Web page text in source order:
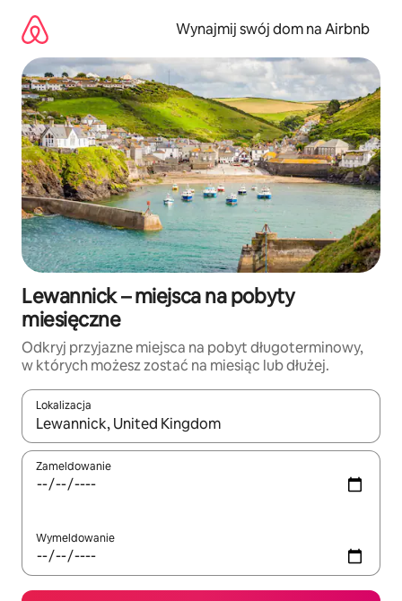
treści
Wynajmij swój dom na Airbnb
Lewannick – miejsca na pobyty
miesięczne
Odkryj przyjazne miejsca na pobyt długoterminowy,
w których możesz zostać na miesiąc lub dłużej.
Lokalizacja
Gdy wyniki będą dostępne, możesz poruszać się po nich za
Zameldowanie
Wymeldowanie